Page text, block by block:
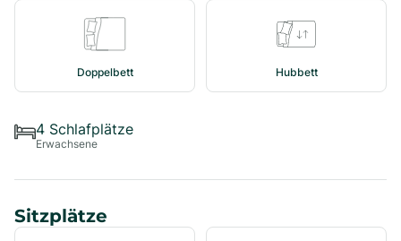
Doppelbett Hubbett
4 Schlafplätze
Erwachsene
Sitzplätze